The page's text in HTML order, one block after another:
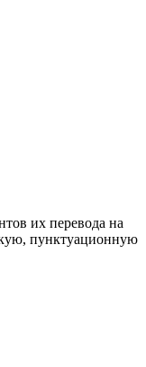
их перевода на
пунктуационную